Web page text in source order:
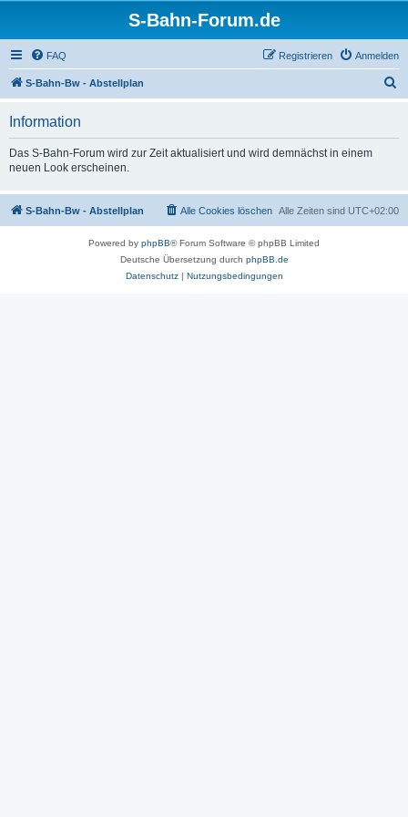
S-Bahn-Forum.de
FAQ Anmelden
Registrieren
S-Bahn-Bw - Abstellplan
Information
Das S-Bahn-Forum wird zur Zeit aktualisiert und wird demnächst in einem
neuen Look erscheinen.
S-Bahn-Bw - Abstellplan Alle Zeiten sind UTC+02:00
Alle Cookies löschen
Powered by phpBB® Forum Software © phpBB Limited
Deutsche Übersetzung durch phpBB.de
Datenschutz| Nutzungsbedingungen